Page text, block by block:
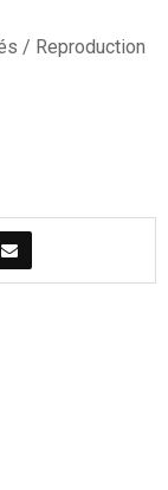
/ Reproduction